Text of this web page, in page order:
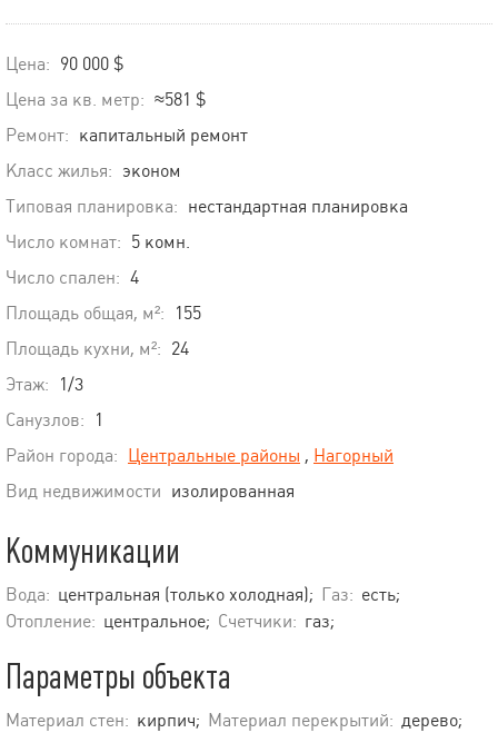
Цена: 90 000 $
Цена за кв. метр: ≈581 $
Ремонт: капитальный ремонт
Класс жилья: эконом
Типовая планировка: нестандартная планировка
Число комнат: 5 комн.
Число спален: 4
Площадь общая, м²:
155
Площадь кухни, м²: 24
Этаж:
1/3
Санузлов:
1
Район города: Центральные районы , Нагорный
Вид недвижимости изолированная
Коммуникации
Вода: центральная (только холодная); Газ: есть;
Отопление: центральное; Счетчики: газ;
Параметры объекта
Материал стен: кирпич; Материал перекрытий: дерево;